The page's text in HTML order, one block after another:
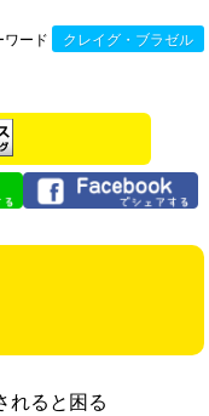
ワード クレイグ・ブラゼル
れると困る